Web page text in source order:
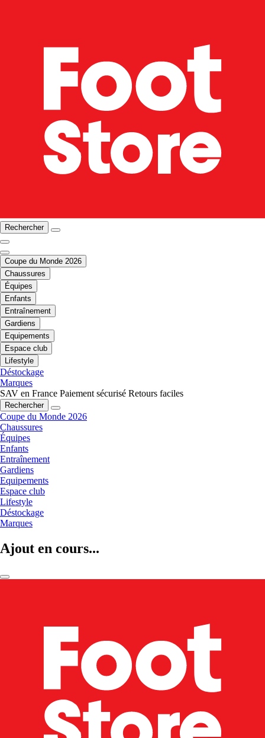
Rechercher
Coupe du Monde 2026
Chaussures
Équipes
Enfants
Entraînement
Gardiens
Equipements
Espace club
Lifestyle
Déstockage
Marques
SAV en France Paiement sécurisé Retours faciles
Rechercher
Coupe du Monde 2026
Chaussures
Équipes
Enfants
Entraînement
Gardiens
Equipements
Espace club
Lifestyle
Déstockage
Marques
Ajout en cours...